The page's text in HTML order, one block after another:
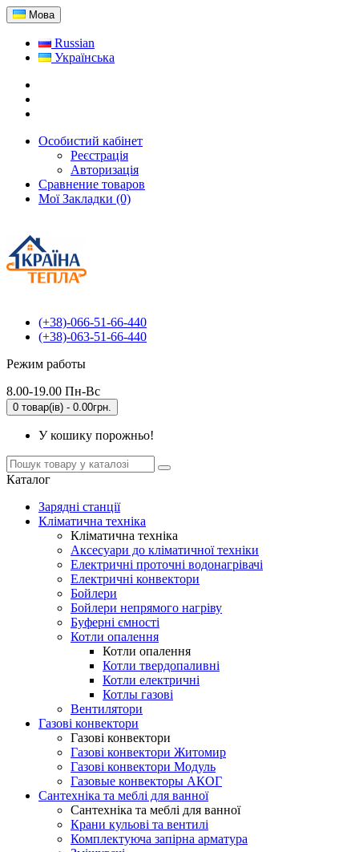
Мова
Russian
Українська
Особистий кабінет
Реєстрація
Авторизація
Сравнение товаров
Мої Закладки (0)
(+38)-066-51-66-440
(+38)-063-51-66-440
Режим работы
8.00-19.00 Пн-Вс
0 товар(ів) - 0.00грн.
У кошику порожньо!
Каталог
Зарядні станції
Кліматична техніка
Кліматична техніка
Аксесуари до кліматичної техніки
Електричні проточні водонагрівачі
Електричні конвектори
Бойлери
Бойлери непрямого нагріву
Буферні ємності
Котли опалення
Котли опалення
Котли твердопаливні
Котли електричні
Котлы газові
Вентилятори
Газові конвектори
Газові конвектори
Газові конвектори Житомир
Газові конвектори Модуль
Газовые конвекторы АКОГ
Сантехніка та меблі для ванної
Сантехніка та меблі для ванної
Крани кульові та вентилі
Комплектуюча запірна арматура